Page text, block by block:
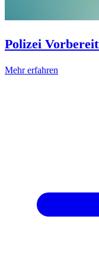
Polizei
Mehr erfahren